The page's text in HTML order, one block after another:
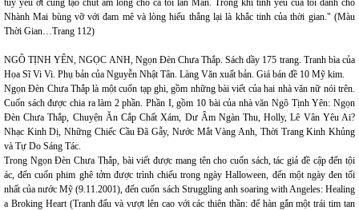
tuy yếu ớt cũng tạo chút ấm lòng cho cả tôi lẫn Mẫn. Trong khi tình yêu của tôi dành cho
Nhành Mai bùng vỡ với đam mê và lòng hiếu thắng lại là khắc tinh của thời gian." (Màu
Thời Gian…Trang 112)
NGÔ TỊNH YÊN, NGỌC ANH, Ngọn Đèn Chưa Thắp. Sách dầy 175 trang. Tranh bìa của
Họa Sĩ Vi Vi. Phụ bản của Nguyễn Nhật Tân. Làng Văn xuất bản. Giá bán đề 10 Mỹ kim.
Ngọn Đèn Chưa Thắp là một cuốn tạp ghi, gồm những bài viết của hai nhà văn nữ nói trên.
Cuốn sách được chia ra làm 2 phần. Phần I, gồm 10 bài của nhà văn Ngô Tịnh Yên: Ngọn
Đèn Chưa Thắp, Chuyện Ăn Cắp Chất Xám, Dư Âm Ngàn Thu, Holly, Lê Vân Yêu Ai?
Nhạc Kinh Dị, Những Chiếc Cầu Đã Gẫy, Nước Mắt Vàng Anh, Thời Trang Kinh Khủng
và Tự Do Sáng Tác.
Trong Ngọn Đèn Chưa Thắp, bài viết được mang tên cho cuốn sách, tác giả đề cập đến tội
ác, đến cuốn phim ghê tởm được trình chiếu trong ngày Halloween, đến một ngày đen tối
nhất của nước Mỹ (9.11.2001), đến cuốn sách Struggling anh soaring with Angeles: Healing
a Broking Heart (Tranh đấu và vượt lên cao với các thiên thần: để hàn gắn một trái tim tan